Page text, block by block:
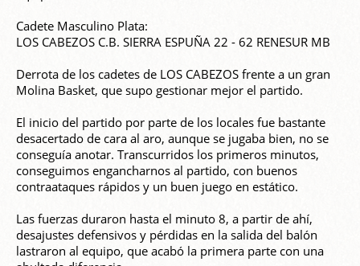
Cadete Masculino Plata:
LOS CABEZOS C.B. SIERRA ESPUÑA 22 - 62 RENESUR MB
Derrota de los cadetes de LOS CABEZOS frente a un gran
Molina Basket, que supo gestionar mejor el partido.
El inicio del partido por parte de los locales fue bastante
desacertado de cara al aro, aunque se jugaba bien, no se
conseguía anotar. Transcurridos los primeros minutos,
conseguimos engancharnos al partido, con buenos
contraataques rápidos y un buen juego en estático.
Las fuerzas duraron hasta el minuto 8, a partir de ahí,
desajustes defensivos y pérdidas en la salida del balón
lastraron al equipo, que acabó la primera parte con una